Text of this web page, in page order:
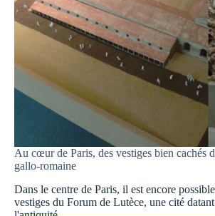
Au cœur de Paris, des vestiges bien cachés
gallo-romaine
Dans le centre de Paris, il est encore
vestiges du Forum de Lutèce, une cité